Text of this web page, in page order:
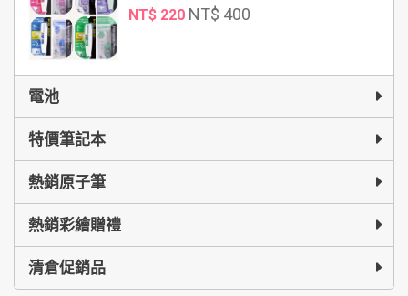
NT$ 220 NT$ 400
電池
特價筆記本
熱銷原子筆
熱銷彩繪贈禮
清倉促銷品